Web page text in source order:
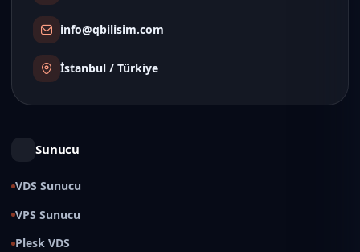
info@qbilisim.com
İstanbul / Türkiye
Sunucu
VDS Sunucu
VPS Sunucu
Plesk VDS